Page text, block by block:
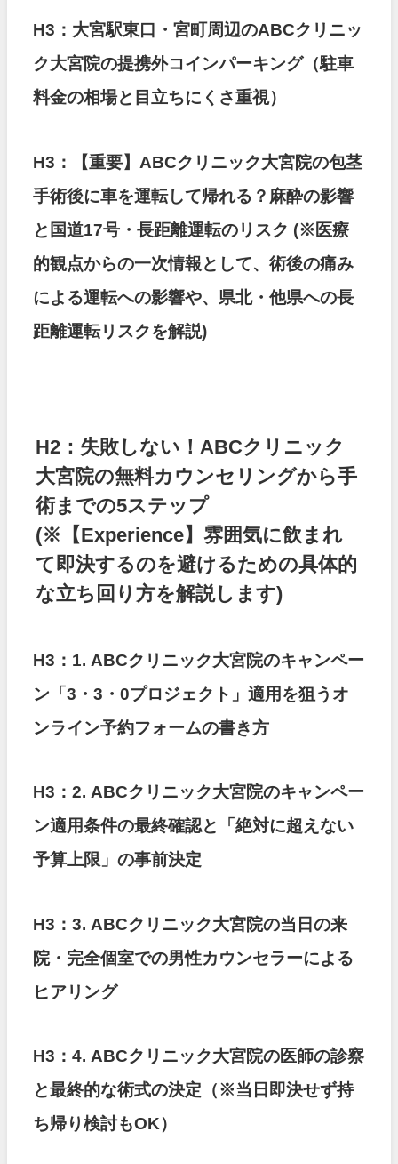
H3：大宮駅東口・宮町周辺のABCクリニッ
ク大宮院の提携外コインパーキング（駐車
料金の相場と目立ちにくさ重視）
H3：【重要】ABCクリニック大宮院の包茎
手術後に車を運転して帰れる？麻酔の影響
と国道17号・長距離運転のリスク (※医療
的観点からの一次情報として、術後の痛み
による運転への影響や、県北・他県への長
距離運転リスクを解説)
H2：失敗しない！ABCクリニック
大宮院の無料カウンセリングから手
術までの5ステップ
(※【Experience】雰囲気に飲まれ
て即決するのを避けるための具体的
な立ち回り方を解説します)
H3：1. ABCクリニック大宮院のキャンペー
ン「3・3・0プロジェクト」適用を狙うオ
ンライン予約フォームの書き方
H3：2. ABCクリニック大宮院のキャンペー
ン適用条件の最終確認と「絶対に超えない
予算上限」の事前決定
H3：3. ABCクリニック大宮院の当日の来
院・完全個室での男性カウンセラーによる
ヒアリング
H3：4. ABCクリニック大宮院の医師の診察
と最終的な術式の決定（※当日即決せず持
ち帰り検討もOK）